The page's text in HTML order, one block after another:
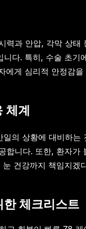
력과 안압, 각막 상
다. 특히, 수술 초
에게 심리적 안정감을
체계
의 상황에 대비하
합니다. 또한, 환자
건강까지 책임지겠
체크리스트